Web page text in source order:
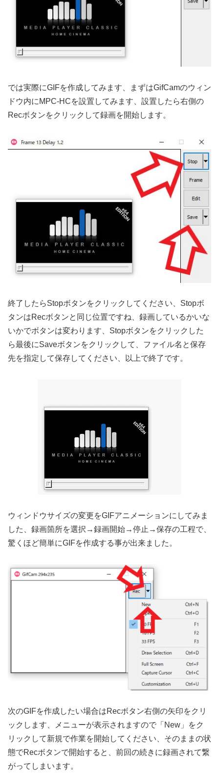
では実際にGIFを作成してみます、まずはGifCamのウィン
ドウ内にMPC-HCを設置してみます、設置したら右側の
Recボタンをクリックして録画を開始します。
終了したらStopボタンをクリックしてください、Stopボ
タンはRecボタンと同じ位置ですね、録画しているかいな
いかでボタンは変わります、Stopボタンをクリックした
ら最後にSaveボタンをクリックして、ファイル名と保存
先を指定して保存してください、以上で終了です。
ウィンドウサイズの変更をGIFアニメーションにしてみま
した、録画箇所を選択→録画開始→停止→保存の工程で、
驚くほど簡単にGIFを作成する事が出来ました。
次のGIFを作成したい場合はRecボタン右側の矢印をクリ
ックします、メニューが表示されますので「New」をク
リックして新規で作業を開始してください、そのままの状
態でRecボタンで開始すると、前回の続きに録画されて繋
がってしまいます。